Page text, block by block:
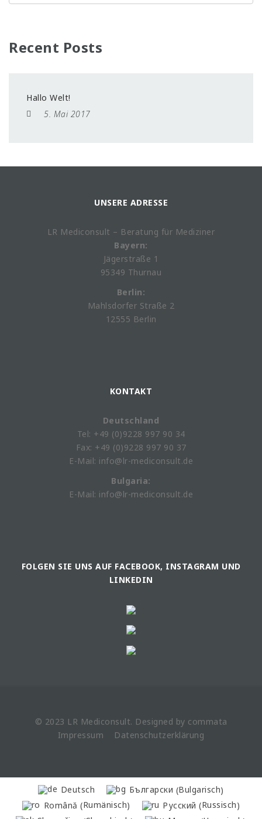
Recent Posts
Hallo Welt!
5. Mai 2017
UNSERE ADRESSE
LR Mediconsult – Beratung für Mediziner
Bayern:
Jägerstraße 1
95349 Thurnau
Berlin:
Mahlsdorfer Straße 2
12555 Berlin
KONTAKT
Deutschland
Tel: +49 (0)9228 997 90 34
Fax: +49 (0)9228 997 90 37
E-Mail: info@lr-mediconsult.de
Bulgaria:
E-Mail: info@lr-mediconsult.de
FOLGEN SIE UNS AUF FACEBOOK, INSTAGRAM UND
LINKEDIN
© 2023 LR Mediconsult. Designed by commata
Impressum
Datenschutzerklärung
Deutsch Български (Bulgarisch)
Română (Rumänisch) Русский (Russisch)